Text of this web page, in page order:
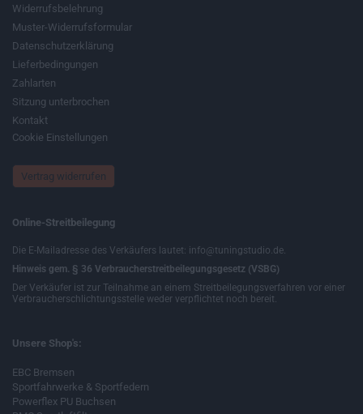
Widerrufsbelehrung
Muster-Widerrufsformular
Datenschutzerklärung
Lieferbedingungen
Zahlarten
Sitzung unterbrochen
Kontakt
Cookie Einstellungen
Vertrag widerrufen
Online-Streitbeilegung
Die E-Mailadresse des Verkäufers lautet: info@tuningstudio.de.
Hinweis gem. § 36 Verbraucherstreitbeilegungsgesetz (VSBG)
Der Verkäufer ist zur Teilnahme an einem Streitbeilegungsverfahren vor einer
Verbraucherschlichtungsstelle weder verpflichtet noch bereit.
Unsere Shop's:
EBC Bremsen
Sportfahrwerke & Sportfedern
Powerflex PU Buchsen